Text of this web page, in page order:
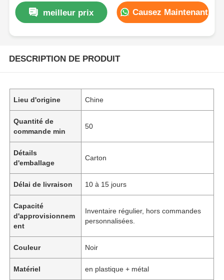
meilleur prix Causez Maintenant
DESCRIPTION DE PRODUIT
Lieu d'origine Chine
Quantité de
commande min
50
Détails
d'emballage
Carton
Délai de livraison 10 à 15 jours
Capacité
d'approvisionnem
ent
Inventaire régulier, hors commandes
personnalisées.
Couleur Noir
Matériel en plastique + métal